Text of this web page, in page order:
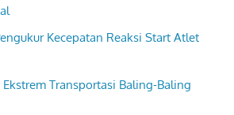
Kecepatan Reaksi Start Atlet
Transportasi Baling-Baling